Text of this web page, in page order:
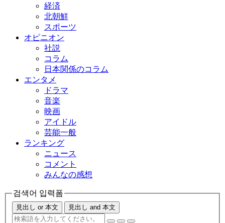
経済
北朝鮮
スポーツ
オピニオン
社説
コラム
日本関係のコラム
エンタメ
ドラマ
音楽
映画
アイドル
芸能一般
ランキング
ニュース
コメント
みんなの感想
검색어 입력폼
見出し or 本文 見出し and 本文